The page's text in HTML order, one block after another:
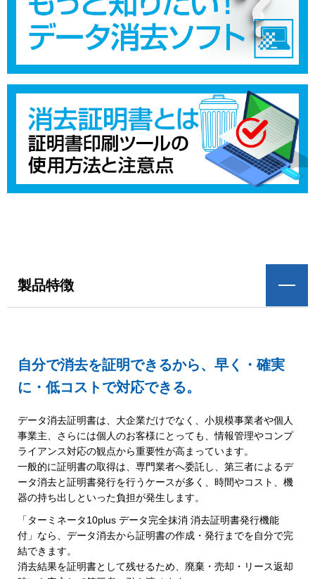
製品特徴
自分で消去を証明できるから、早く・確実
に・低コストで対応できる。
データ消去証明書は、大企業だけでなく、小規模事業者や個人
事業主、さらには個人のお客様にとっても、情報管理やコンプ
ライアンス対応の観点から重要性が高まっています。
一般的に証明書の取得は、専門業者へ委託し、第三者によるデ
ータ消去と証明書発行を行うケースが多く、時間やコスト、機
器の持ち出しといった負担が発生します。
「ターミネータ10plus データ完全抹消 消去証明書発行機能
付」なら、データ消去から証明書の作成・発行までを自分で完
結できます。
消去結果を証明書として残せるため、廃棄・売却・リース返却